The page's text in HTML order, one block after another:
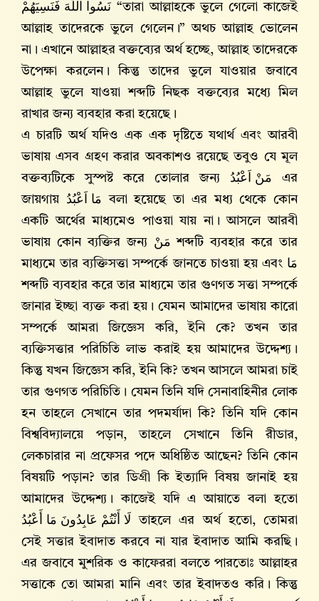
نَسُوا اللَّهَ فَنَسِيَهُمْ “তারা আল্লাহকে ভুলে গেলো কাজেই
আল্লাহ‌ তাদেরকে ভুলে গেলেন।” অথচ আল্লাহ‌ ভোলেন
না। এখানে আল্লাহর বক্তব্যের অর্থ হচ্ছে, আল্লাহ‌ তাদেরকে
উপেক্ষা করলেন। কিন্তু তাদের ভুলে যাওয়ার জবাবে
আল্লাহ‌ ভুলে যাওয়া শব্দটি নিছক বক্তব্যের মধ্যে মিল
রাখার জন্য ব্যবহার করা হয়েছে।
এ চারটি অর্থ যদিও এক এক দৃষ্টিতে যথার্থ এবং আরবী
ভাষায় এসব গ্রহণ করার অবকাশও রয়েছে তবুও যে মূল
বক্তব্যটিকে সুস্পষ্ট করে তোলার জন্য مَنْ اَعْبُدُ এর
জায়গায় مَا اَعْبُدُ বলা হয়েছে তা এর মধ্য থেকে কোন
একটি অর্থের মাধ্যমেও পাওয়া যায় না। আসলে আরবী
ভাষায় কোন ব্যক্তির জন্য مَنْ শব্দটি ব্যবহার করে তার
মাধ্যমে তার ব্যক্তিসত্তা সম্পর্কে জানতে চাওয়া হয় এবং مَا
শব্দটি ব্যবহার করে তার মাধ্যমে তার গুণগত সত্তা সম্পর্কে
জানার ইচ্ছা ব্যক্ত করা হয়। যেমন আমাদের ভাষায় কারো
সম্পর্কে আমরা জিজ্ঞেস করি, ইনি কে? তখন তার
ব্যক্তিসত্তার পরিচিতি লাভ করাই হয় আমাদের উদ্দেশ্য।
কিন্তু যখন জিজ্ঞেস করি, ইনি কি? তখন আসলে আমরা চাই
তার গুণগত পরিচিতি। যেমন তিনি যদি সেনাবাহিনীর লোক
হন তাহলে সেখানে তার পদমর্যাদা কি? তিনি যদি কোন
বিশ্ববিদ্যালয়ে পড়ান, তাহলে সেখানে তিনি রীডার,
লেকচারার না প্রফেসর পদে অধিষ্ঠিত আছেন? তিনি কোন
বিষয়টি পড়ান? তার ডিগ্রী কি ইত্যাদি বিষয় জানাই হয়
আমাদের উদ্দেশ্য। কাজেই যদি এ আয়াতে বলা হতো
لَا أَنْتُمْ عَابِدُونَ مَا أَعْبُدُ তাহলে এর অর্থ হতো, তোমরা
সেই সত্তার ইবাদাত করবে না যার ইবাদাত আমি করছি।
এর জবাবে মুশরিক ও কাফেররা বলতে পারতোঃ আল্লাহর
সত্তাকে তো আমরা মানি এবং তার ইবাদতও করি। কিন্তু